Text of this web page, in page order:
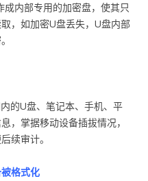
内部专用的加密盘，使其只
，如加密U盘丢失，U盘内部
的U盘、笔记本、手机、平
，掌据移动设备插拔情况，
续审计。
格式化